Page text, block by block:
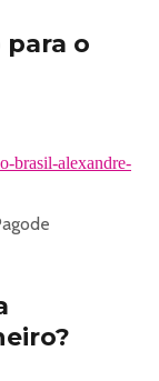
o
brasil-alexandre-